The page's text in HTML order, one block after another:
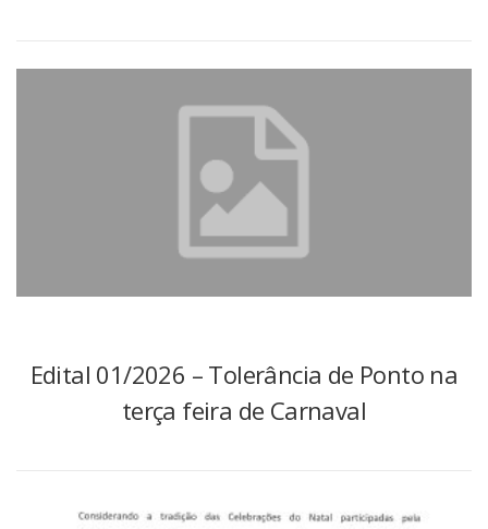
Edital 01/2026 – Tolerância de Ponto na
terça feira de Carnaval